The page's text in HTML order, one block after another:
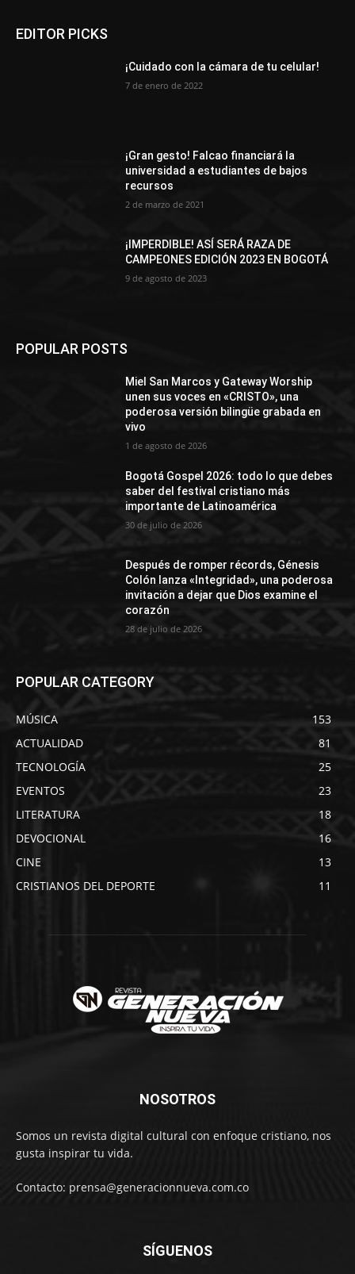
EDITOR PICKS
¡Cuidado con la cámara de tu celular!
7 de enero de 2022
¡Gran gesto! Falcao financiará la
universidad a estudiantes de bajos
recursos
2 de marzo de 2021
¡IMPERDIBLE! ASÍ SERÁ RAZA DE
CAMPEONES EDICIÓN 2023 EN BOGOTÁ
9 de agosto de 2023
POPULAR POSTS
Miel San Marcos y Gateway Worship
unen sus voces en «CRISTO», una
poderosa versión bilingüe grabada en
vivo
1 de agosto de 2026
Bogotá Gospel 2026: todo lo que debes
saber del festival cristiano más
importante de Latinoamérica
30 de julio de 2026
Después de romper récords, Génesis
Colón lanza «Integridad», una poderosa
invitación a dejar que Dios examine el
corazón
28 de julio de 2026
POPULAR CATEGORY
MÚSICA
153
ACTUALIDAD
81
TECNOLOGÍA
25
EVENTOS
23
LITERATURA
18
DEVOCIONAL
16
CINE
13
CRISTIANOS DEL DEPORTE
11
NOSOTROS
Somos un revista digital cultural con enfoque cristiano, nos
gusta inspirar tu vida.
Contacto: prensa@generacionnueva.com.co
SÍGUENOS